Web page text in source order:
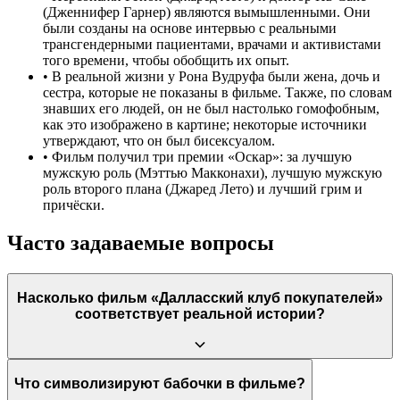
(Дженнифер Гарнер) являются вымышленными. Они
были созданы на основе интервью с реальными
трансгендерными пациентами, врачами и активистами
того времени, чтобы обобщить их опыт.
• В реальной жизни у Рона Вудруфа были жена, дочь и
сестра, которые не показаны в фильме. Также, по словам
знавших его людей, он не был настолько гомофобным,
как это изображено в картине; некоторые источники
утверждают, что он был бисексуалом.
• Фильм получил три премии «Оскар»: за лучшую
мужскую роль (Мэттью Макконахи), лучшую мужскую
роль второго плана (Джаред Лето) и лучший грим и
причёски.
Часто задаваемые вопросы
Насколько фильм «Далласский клуб покупателей»
соответствует реальной истории?
Фильм основан на реальной истории Рона Вудруфа, но
Что символизируют бабочки в фильме?